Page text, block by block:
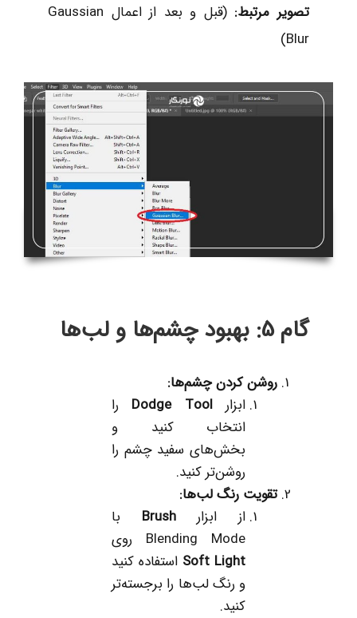
تصویر مرتبط:
(قبل و بعد از اعمال Gaussian
Blur)
گام 5: بهبود چشم‌ها و لب‌ها
روشن کردن چشم‌ها:
ابزارDodge Tool را
انتخاب کنید و
بخش‌های سفید چشم را
روشن‌تر کنید.
تقویت رنگ لب‌ها:
از ابزارBrush با
Blending Mode روی
Soft Light استفاده کنید
و رنگ لب‌ها را برجسته‌تر
کنید.